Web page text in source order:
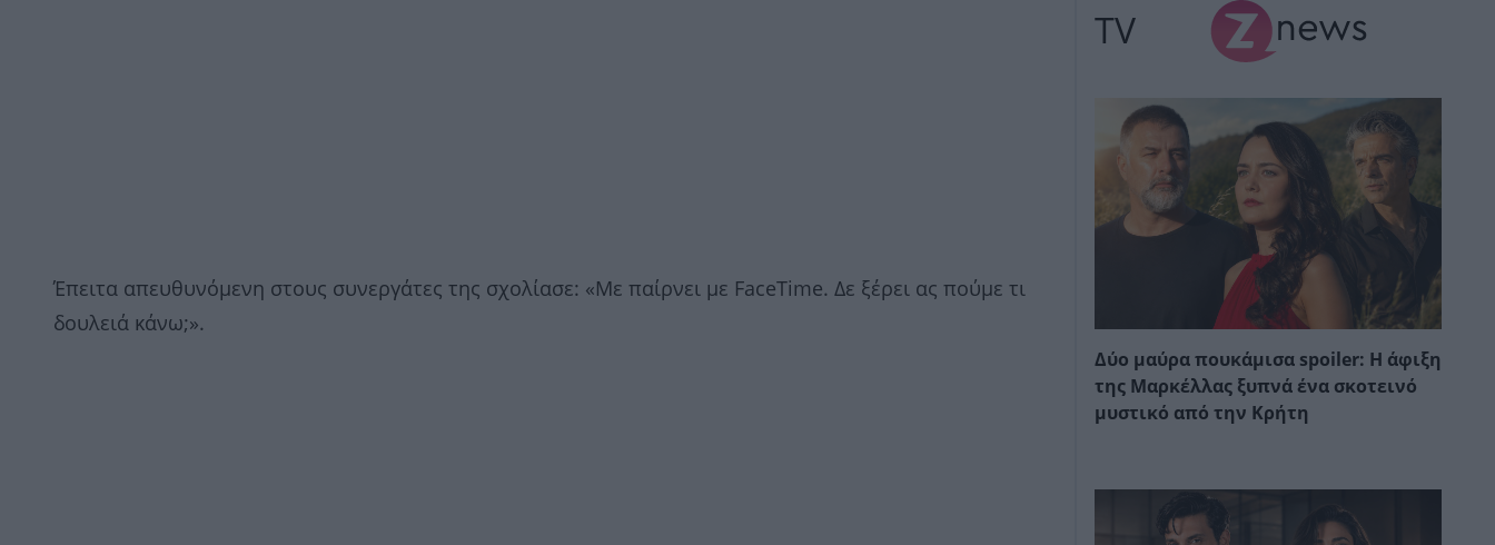
Έπειτα απευθυνόμενη στους συνεργάτες της σχολίασε: «Με παίρνει με FaceTime. Δε ξέρει ας πούμε τι
δουλειά κάνω;».
TV
Δύο μαύρα πουκάμισα spoiler: Η άφιξη
της Μαρκέλλας ξυπνά ένα σκοτεινό
μυστικό από την Κρήτη